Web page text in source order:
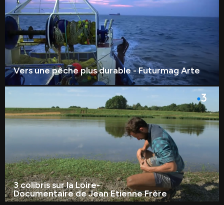
Vers une pêche plus durable - Futurmag Arte
3 colibris sur la Loire-
Documentaire de Jean Etienne Frère